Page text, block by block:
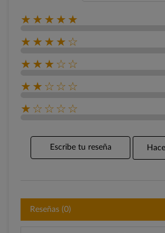
★★★★★
★★★★☆
★★★☆☆
★★☆☆☆
★☆☆☆☆
Escribe tu reseña
Reseñas (0)